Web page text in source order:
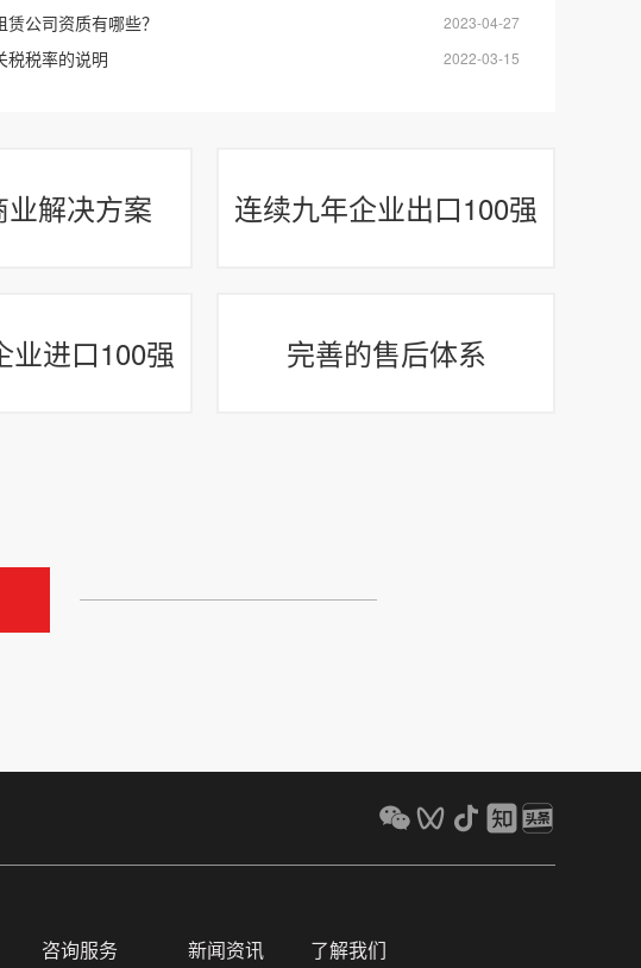
2023-04-27
公司资质有哪些？
2022-03-15
税税率的说明
解决方案 连续九年企业出口100强
业进口100强 完善的售后体系
咨询服务 新闻资讯 了解我们